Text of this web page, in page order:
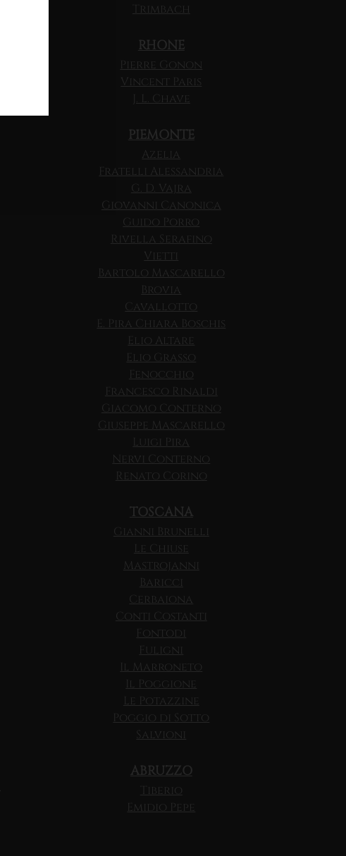
Trimbach
RHONE
Pierre Gonon
Vincent Paris
J. L. Chave
PIEMONTE
Azelia
Fratelli Alessandria
G. D. Vajra
Giovanni Canonica
Guido Porro
Rivella Serafino
Vietti
Bartolo Mascarello
Brovia
Cavallotto
E. Pira Chiara Boschis
Elio Altare
Elio Grasso
Fenocchio
Francesco Rinaldi
Giacomo Conterno
Giuseppe Mascarello
Luigi Pira
Nervi Conterno
Renato Corino
TOSCANA
Gianni Brunelli
Le Chiuse
Mastrojanni
Baricci
Cerbaiona
Conti Costanti
Fontodi
Fuligni
Il Marroneto
Il Poggione
Le Potazzine
Poggio di Sotto
Salvioni
ABRUZZO
Tiberio
Emidio Pepe